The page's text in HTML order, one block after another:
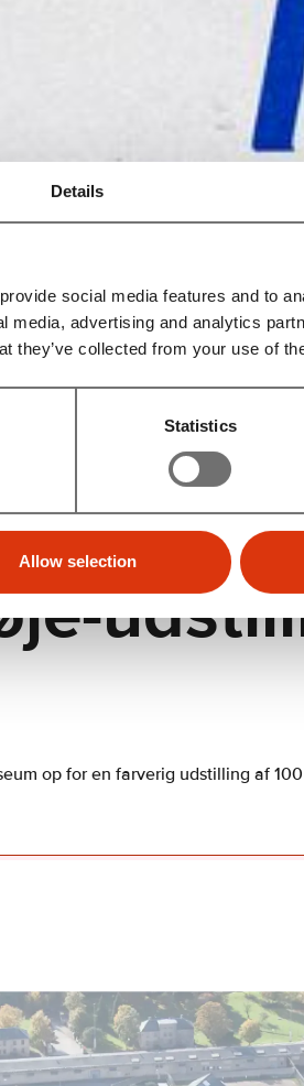
Details
social media features and to
media, advertising and analytics
they’ve collected from your use of
Statistics
Allow selection-
op for en farverig udstilling af